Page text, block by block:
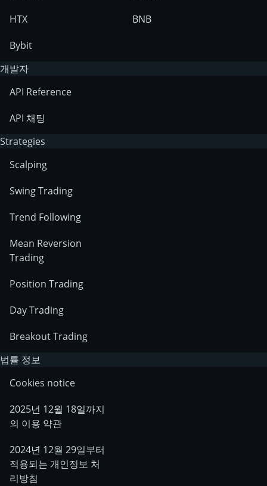
HTX
Bybit
BNB
개발자
API Reference
API 채팅
Strategies
Scalping
Swing Trading
Trend Following
Mean Reversion
Trading
Position Trading
Day Trading
Breakout Trading
법률 정보
Cookies notice
2025년 12월 18일까지
의 이용 약관
2024년 12월 29일부터
적용되는 개인정보 처
리방침